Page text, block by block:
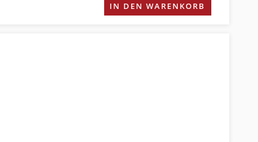
IN DEN WARENKORB